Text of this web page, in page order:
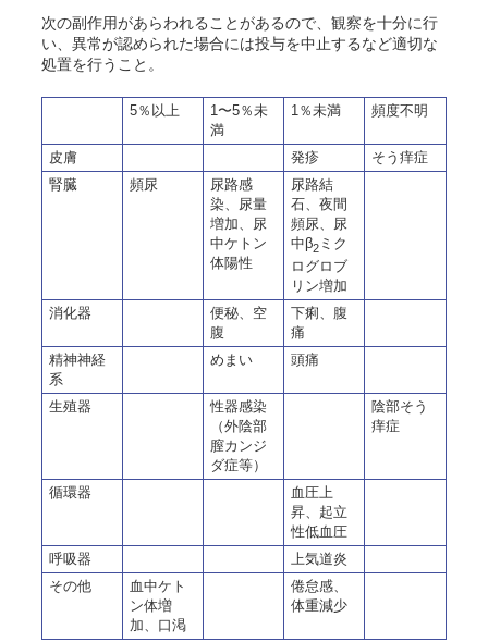
次の副作用があらわれることがあるので、観察を十分に行
い、異常が認められた場合には投与を中止するなど適切な
処置を行うこと。
5％以上
1〜5％未
満
1％未満 頻度不明
皮膚 発疹
そう痒症
腎臓
頻尿
尿路感
染、尿量
増加、尿
中ケトン
体陽性
尿路結
石、夜間
頻尿、尿
中β2 ミク
ログロブ
リン増加
消化器
便秘、空
腹
下痢、腹
痛
精神神経
系
めまい 頭痛
生殖器
性器感染
（外陰部
膣カンジ
ダ症等）
陰部そう
痒症
循環器
血圧上
昇、起立
性低血圧
呼吸器
上気道炎
その他
血中ケト
ン体増
加、口渇
倦怠感、
体重減少